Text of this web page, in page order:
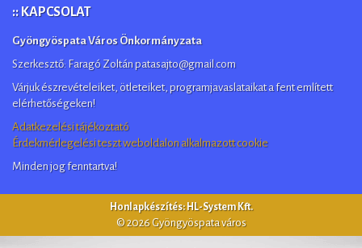
:: KAPCSOLAT
Gyöngyöspata Város Önkormányzata
Szerkesztő: Faragó Zoltán patasajto@gmail.com
Várjuk észrevételeiket, ötleteiket, programjavaslataikat a fent említett
elérhetőségeken!
Adatkezelési tájékoztató
Érdekmérlegelési teszt weboldalon alkalmazott cookie
Minden jog fenntartva!
Honlapkészítés: HL-System Kft.
© 2026 Gyöngyöspata város